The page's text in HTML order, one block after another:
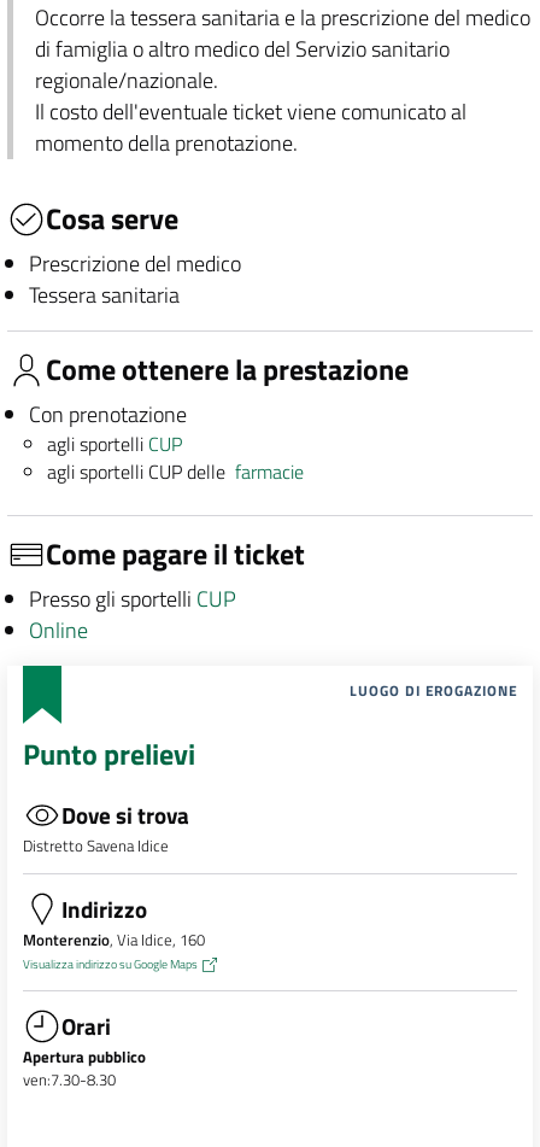
Occorre la tessera sanitaria e la prescrizione del medico
di famiglia o altro medico del Servizio sanitario
regionale/nazionale.
Il costo dell'eventuale ticket viene comunicato al
momento della prenotazione.
Cosa serve
Prescrizione del medico
Tessera sanitaria
Come ottenere la prestazione
Con prenotazione
agli sportelli CUP
agli sportelli CUP dellefarmacie
Come pagare il ticket
Presso gli sportelli CUP
Online
LUOGO DI EROGAZIONE
Punto prelievi
Dove si trova
Distretto Savena Idice
Indirizzo
Monterenzio, Via Idice, 160
Visualizza indirizzo su Google Maps
Orari
Apertura pubblico
ven:7.30-8.30